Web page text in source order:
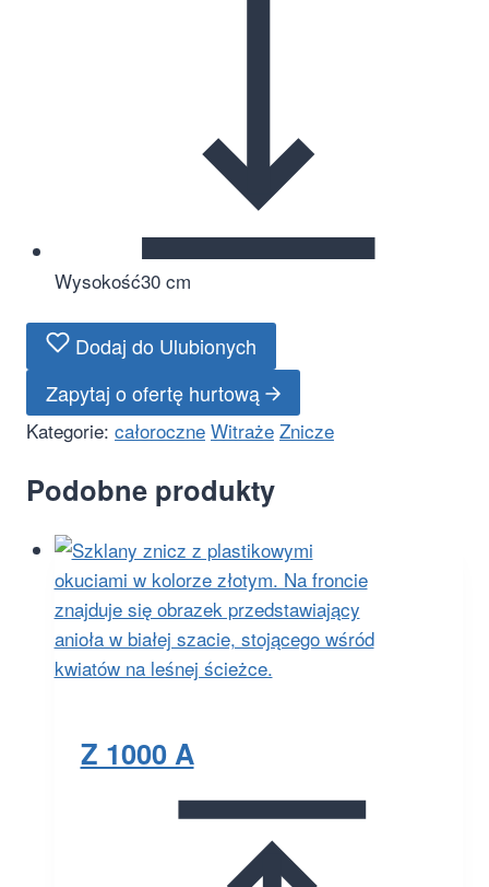
Wysokość30 cm
Dodaj do Ulubionych
Zapytaj o ofertę hurtową
Kategorie: całoroczne Witraże Znicze
Podobne produkty
Z 1000 A